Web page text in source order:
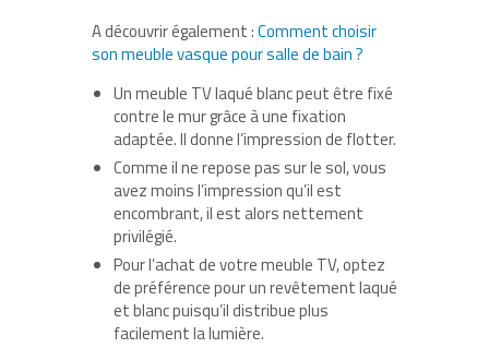
A découvrir également :Comment choisir
son meuble vasque pour salle de bain ?
Un meuble TV laqué blanc peut être fixé
contre le mur grâce à une fixation
adaptée. Il donne l’impression de flotter.
Comme il ne repose pas sur le sol, vous
avez moins l’impression qu’il est
encombrant, il est alors nettement
privilégié.
Pour l’achat de votre meuble TV, optez
de préférence pour un revêtement laqué
et blanc puisqu’il distribue plus
facilement la lumière.